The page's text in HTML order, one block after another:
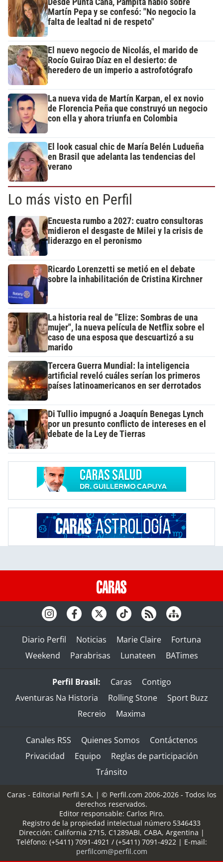
Desde Punta Cana, Pampita habló sobre
Martín Pepa y se confesó: "No negocio la
falta de lealtad ni de respeto"
El nuevo negocio de Nicolás, el marido de
Rocío Guirao Díaz en el desierto: de
heredero de un imperio a astrofotógrafo
La nueva vida de Martín Karpan, el ex novio
de Florencia Peña que construyó un negocio
con ella y ahora triunfa en Colombia
El look casual chic de María Belén Ludueña
en Brasil que adelanta las tendencias del
verano
Lo más visto en Perfil
Encuesta rumbo a 2027: cuatro consultoras
midieron el desgaste de Milei y la crisis de
liderazgo en el peronismo
Ricardo Lorenzetti se metió en el debate
sobre la inhabilitación de Cristina Kirchner
La historia real de "Elize: Sombras de una
mujer", la nueva película de Netflix sobre el
caso de una esposa que descuartizó a su
marido
Tercera Guerra Mundial: la inteligencia
artificial reveló cuáles serían los primeros
países latinoamericanos en ser derrotados
Di Tullio impugnó a Joaquín Benegas Lynch
por un presunto conflicto de intereses en el
debate de la Ley de Tierras
Diario Perfil Noticias Marie Claire
Fortuna
Weekend
Parabrisas Lunateen BATimes
Perfil Brasil: Caras
Contigo
Aventuras Na Historia
Rolling Stone
Sport Buzz
Recreio
Maxima
Canales RSS Quienes Somos
Contáctenos
Privacidad
Equipo
Reglas de participación
Tránsito
Caras - Editorial Perfil S.A. | © Perfil.com 2006-2026 - Todos los
derechos reservados.
Editor responsable: Carlos Piro.
Registro de la propiedad intelectual número 5346433
Dirección: California 2715, C1289ABI, CABA, Argentina |
Teléfono: (+5411) 7091-4921 / (+5411) 7091-4922| E-mail:
perfilcom@perfil.com